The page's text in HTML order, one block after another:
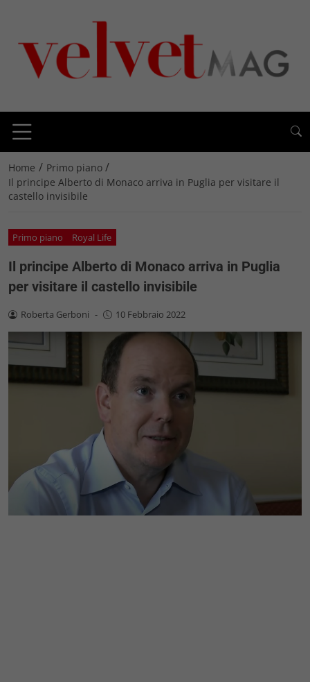
Home / Primo piano /
Il principe Alberto di Monaco arriva in Puglia per visitare il
castello invisibile
Primo piano Royal Life
Il principe Alberto di Monaco arriva in Puglia
per visitare il castello invisibile
Roberta Gerboni - 10 Febbraio 2022